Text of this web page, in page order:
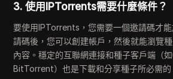
3. 使用IPTorrents需要什麼條件？
要使用IPTorrents，您需要一個邀請碼才
請碼後，您可以創建帳戶，然後就能瀏覽
內容。穩定的互聯網連接和種子客戶端（
BitTorrent）也是下載和分享種子所必需的